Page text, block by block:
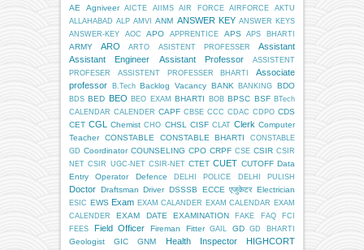
AE
Agniveer AICTE AIIMS AIR FORCE AIRFORCE
AKTU
ALLAHABAD ALP AMVI ANM ANSWER KEY ANSWER KEYS
ANSWER-KEY
AOC APO APPRENTICE APS APS BHARTI
ARMY ARO ARTO ASISTENT PROFESSER
Assistant
Assistant Engineer
Assistant Professor
ASSISTENT
PROFESER
ASSISTENT PROFESSER BHARTI
Associate
professor
B.Tech Backlog Vacancy BANK BANKING BDO
BDS BED BEO BEO EXAM BHARTI BOB BPSC BSF BTech
CALENDAR CALENDER CAPF CBSE CCC CDAC CDPO CDS
CET CGL Chemist CHO CHSL CISF CLAT Clerk Computer
Teacher
CONSTABLE CONSTABLE BHARTI
CONSTABLE
GD Coordinator COUNSELING CPO CRPF CSE CSIR CSIR
NET CSIR UGC-NET CSIR-NET CTET CUET CUTOFF Data
Entry Operator
Defence DELHI POLICE DELHI PULISH
Doctor Draftsman Driver DSSSB ECCE एजुकेटर Electrician
ESIC EWS Exam EXAM CALANDER EXAM CALENDAR EXAM
CALENDER
EXAM DATE EXAMINATION FAKE FAQ
FCI
FEES
Field Officer Fireman Fitter GAIL GD GD BHARTI
Geologist GIC GNM Health Inspector HIGHCORT